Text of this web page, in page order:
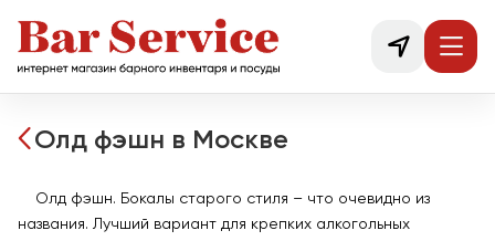
Олд фэшн в Москве
Олд фэшн. Бокалы старого стиля – что очевидно из
названия. Лучший вариант для крепких алкогольных